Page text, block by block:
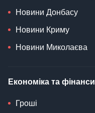
Новини Донбасу
Новини Криму
Новини Миколаєва
Економіка та фінанси
Гроші